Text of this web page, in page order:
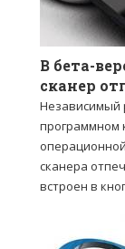
В бета-
сканер
Независимый
программном
сканера
встроен в